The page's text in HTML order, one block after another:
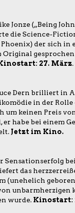
Jonze („Being
die Science-
der sich in
27. März.
Dern brilliert in
in der Rolle
um keinen Preis
er habe bei einem
Jetzt im Kino.
Sensationserfolg
das
(unehelich
unbarmherzigen
wurde. Kinostart: